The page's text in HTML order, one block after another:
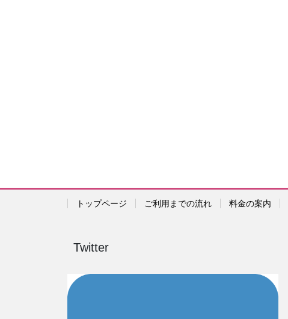
トップページ ご利用までの流れ 料金の案内
Twitter